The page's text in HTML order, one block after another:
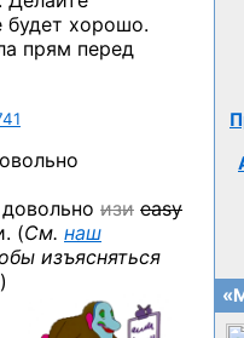
будет хорошо.
прям перед
изи easy
(См. наш
изъясняться
)